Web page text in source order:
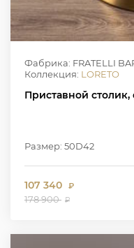
Фабрика: FRATELLI
Коллекция: LORETO
Приставной столик,
Размер: 50D42
107 340 ₽
178 900 ₽